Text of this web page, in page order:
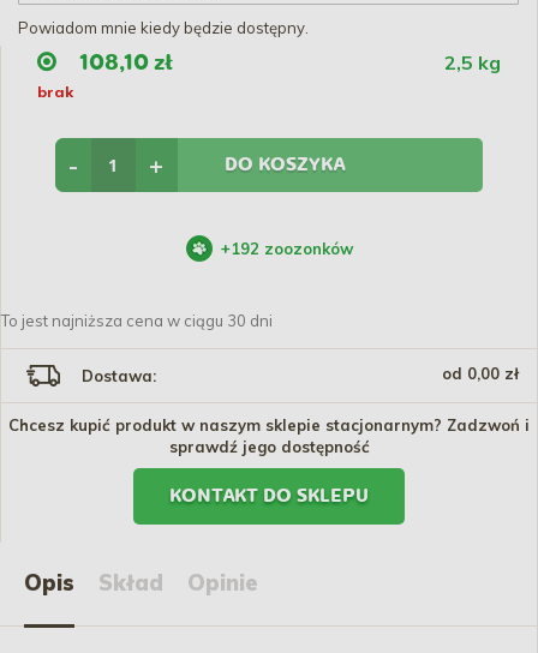
Powiadom mnie kiedy będzie dostępny.
108,10 zł 2,5 kg
brak
+
- DO KOSZYKA
+192 zoozonków
To jest najniższa cena w ciągu 30 dni
Dostawa: od 0,00 zł
Chcesz kupić produkt w naszym sklepie stacjonarnym? Zadzwoń i
sprawdź jego dostępność
KONTAKT DO SKLEPU
Opis Skład Opinie